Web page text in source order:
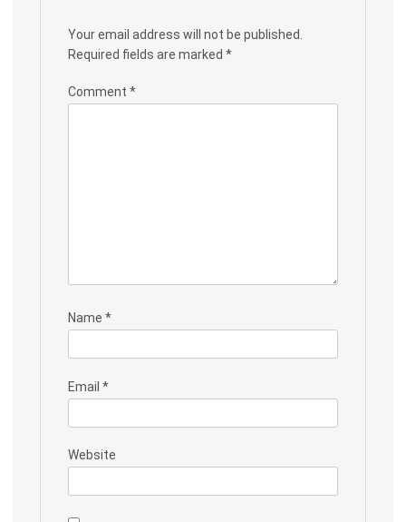
Your email address will not be published.
Required fields are marked *
Comment *
Name *
Email *
Website